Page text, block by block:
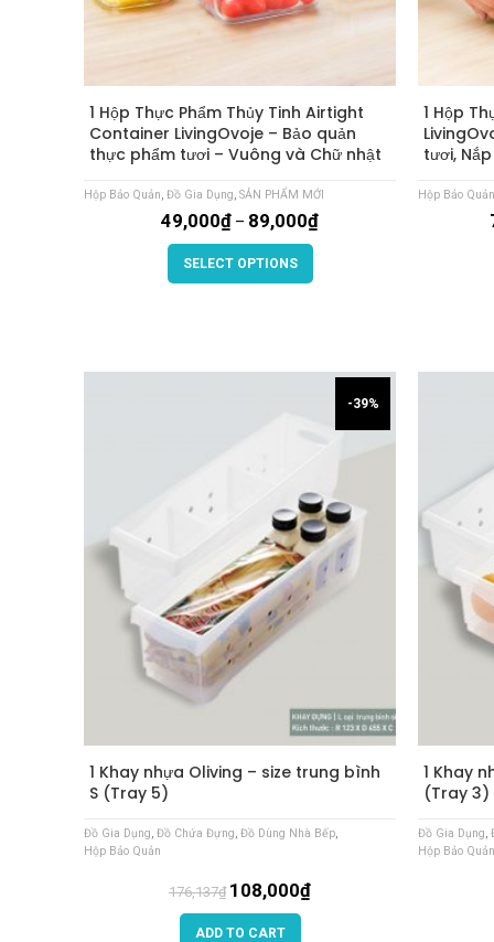
1 Hộp Thực Phẩm Thủy Tinh Airtight
Container LivingOvoje – Bảo quản
thực phẩm tươi – Vuông và Chữ nhật
Hộp Bảo Quản, Đồ Gia Dụng, SẢN PHẨM MỚI
49,000₫ – 89,000₫
SELECT OPTIONS
1 Hộp
tươi,
Hộp Bảo Quản
-39%
1 Khay nhựa Oliving – size trung bình
S (Tray 5)
Đồ Gia Dụng, Đồ Chứa Đựng, Đồ Dùng Nhà Bếp,
Hộp Bảo Quản
176,137₫ 108,000₫
ADD TO CART
1 Khay
(Tray 3)
Đồ Gia Dụng,
Hộp Bảo Quản